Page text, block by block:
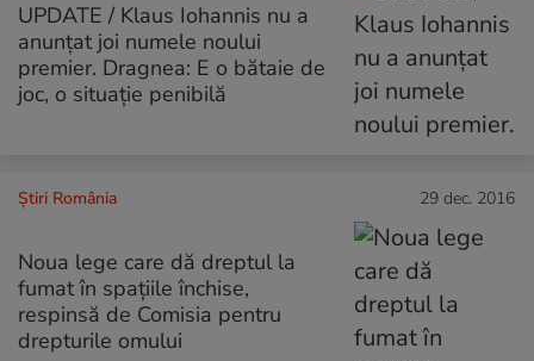
UPDATE / Klaus Iohannis nu a
anunțat joi numele noului
premier. Dragnea: E o bătaie de
joc, o situație penibilă
Știri România 29 dec. 2016
Noua lege care dă dreptul la
fumat în spațiile închise,
respinsă de Comisia pentru
drepturile omului